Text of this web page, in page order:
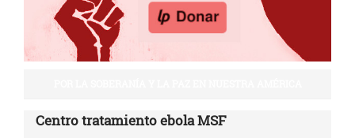
Centro tratamiento ebola MSF